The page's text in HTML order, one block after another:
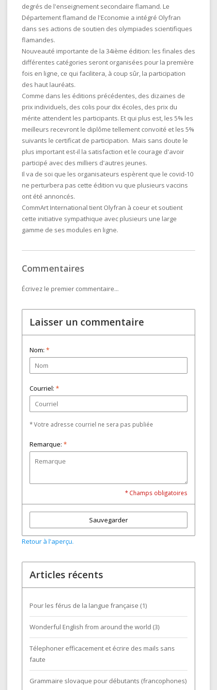
degrés de l'enseignement secondaire flamand. Le
Département flamand de l'Economie a intégré Olyfran
dans ses actions de soutien des olympiades scientifiques
flamandes.
Nouveauté importante de la 34ième édition: les finales des
différentes catégories seront organisées pour la première
fois en ligne, ce qui facilitera, à coup sûr, la participation
des haut lauréats.
Comme dans les éditions précédentes, des dizaines de
prix individuels, des colis pour dix écoles, des prix du
mérite attendent les participants. Et qui plus est, les 5% les
meilleurs recevront le diplôme tellement convoité et les 5%
suivants le certificat de participation. Mais sans doute le
plus important est-il la satisfaction et le courage d'avoir
participé avec des milliers d'autres jeunes.
Il va de soi que les organisateurs espèrent que le covid-10
ne perturbera pas cette édition vu que plusieurs vaccins
ont été annoncés.
CommArt International tient Olyfran à coeur et soutient
cette initiative sympathique avec plusieurs une large
gamme de ses modules en ligne.
Commentaires
Écrivez le premier commentaire...
Laisser un commentaire
Nom: *
Courriel: *
* Votre adresse courriel ne sera pas publiée
Remarque: *
* Champs obligatoires
Sauvegarder
Retour à l'aperçu.
Articles récents
Pour les férus de la langue française (1)
Wonderful English from around the world (3)
Télephoner efficacement et écrire des mails sans
faute
Grammaire slovaque pour débutants (francophones)